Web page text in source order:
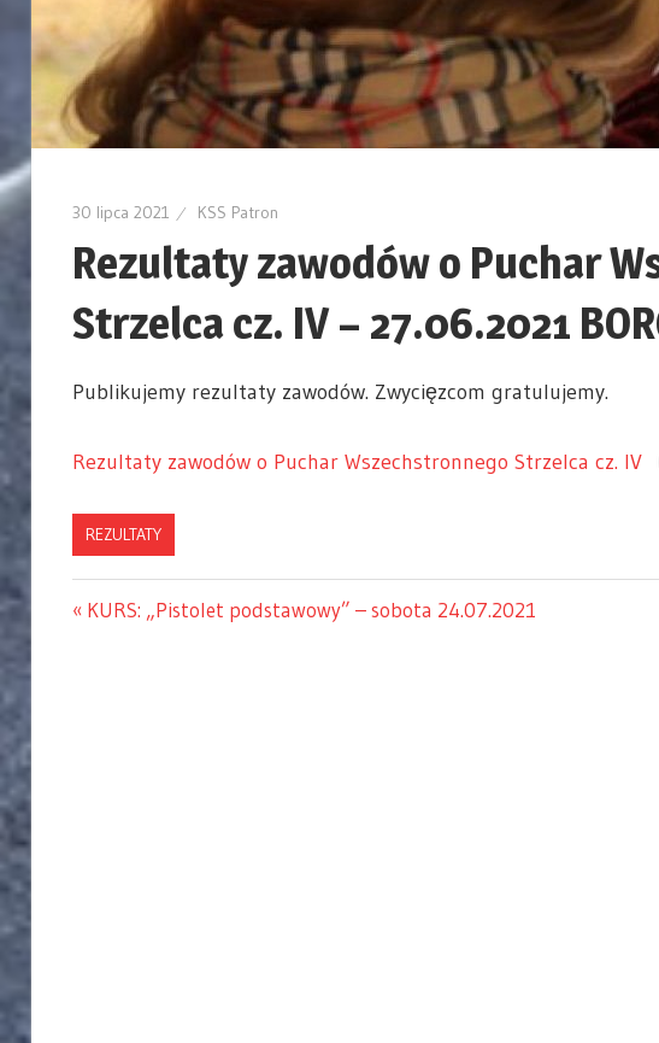
30 lipca 2021 KSS Patron
Rezultaty zawodów o Puchar
Strzelca cz. IV – 27.06.2021
Publikujemy rezultaty zawodów. Zwycięzcom gratulujemy.
Rezultaty zawodów o Puchar Wszechstronnego Strzelca cz. IV
REZULTATY
Previous
KURS: „Pistolet podstawowy” – sobota 24.07.2021